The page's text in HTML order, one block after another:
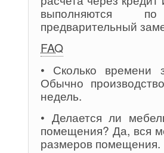
выполняются
предварительный
FAQ
• Сколько времени
Обычно
недель.
• Делается ли
помещения? Да, вся
размеров помещения.